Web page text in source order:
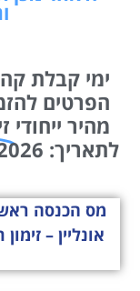
ימי קבלת
הפרטים
מהיר ייחודי
לתאריך: 07/08/2026 13:38 שמחנו לעזור!
מס הכנסה
אונליין –